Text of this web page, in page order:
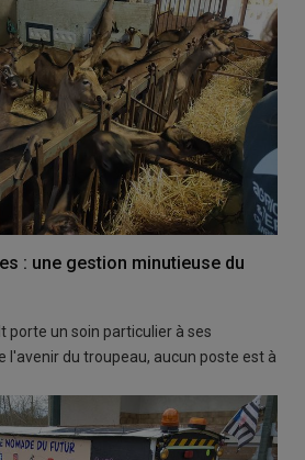
: une gestion minutieuse du
porte un soin particulier à ses
l'avenir du troupeau, aucun poste est à